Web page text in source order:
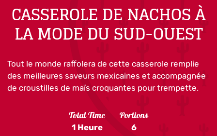
CASSEROLE DE NACHOS À
LA MODE DU SUD-OUEST
Tout le monde raffolera de cette casserole remplie
des meilleures saveurs mexicaines et accompagnée
de croustilles de maïs croquantes pour trempette.
Total Time
1 Heure
Portions
6